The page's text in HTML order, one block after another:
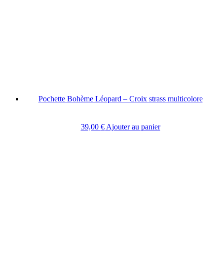
Pochette Bohème Léopard – Croix strass multicolore
39,00 € Ajouter au panier